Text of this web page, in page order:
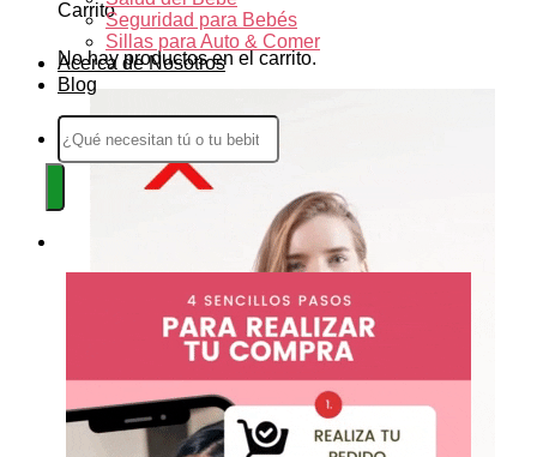
Carrito
No hay productos en el carrito.
Seguridad para Bebés
Sillas para Auto & Comer
Acerca de Nosotros
Blog
Buscar
por: